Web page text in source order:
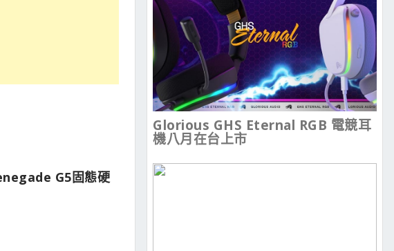
G5固態硬
Glorious GHS Eternal RGB 電競耳
機八月在台上市